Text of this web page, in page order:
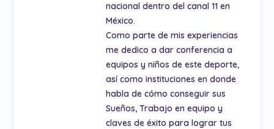
nacional dentro del canal 11 en
México.
Como parte de mis experiencias
me dedico a dar conferencia a
equipos y niños de este deporte,
así como instituciones en donde
habla de cómo conseguir sus
Sueños, Trabajo en equipo y
claves de éxito para lograr tus